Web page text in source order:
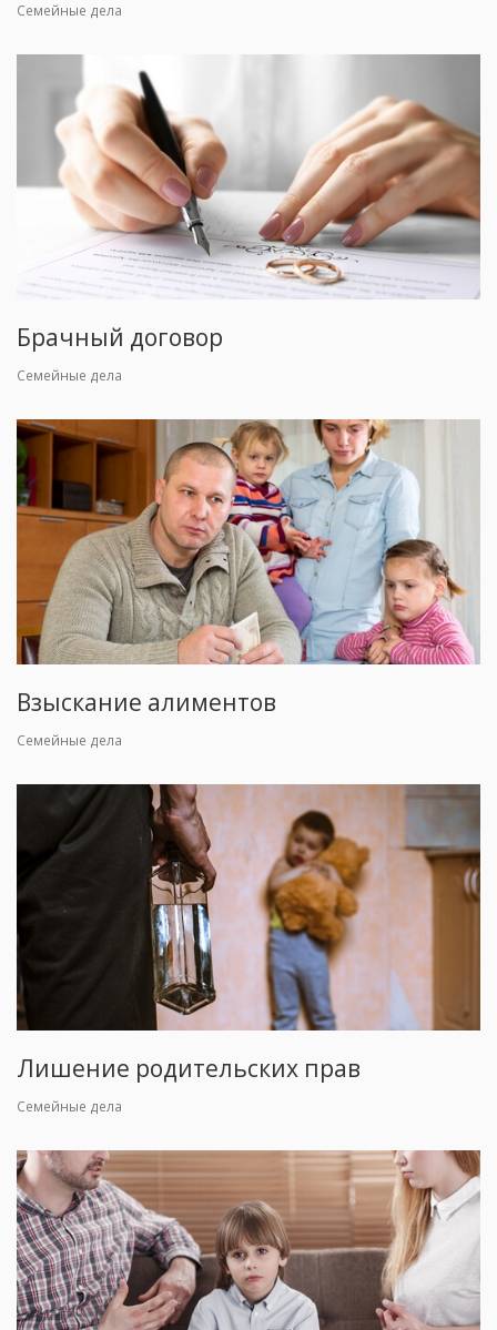
Семейные дела
Брачный договор
Семейные дела
Взыскание алиментов
Семейные дела
Лишение родительских прав
Семейные дела